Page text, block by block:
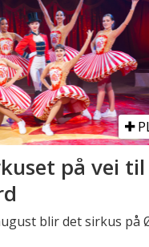
på vei til
blir det sirkus på